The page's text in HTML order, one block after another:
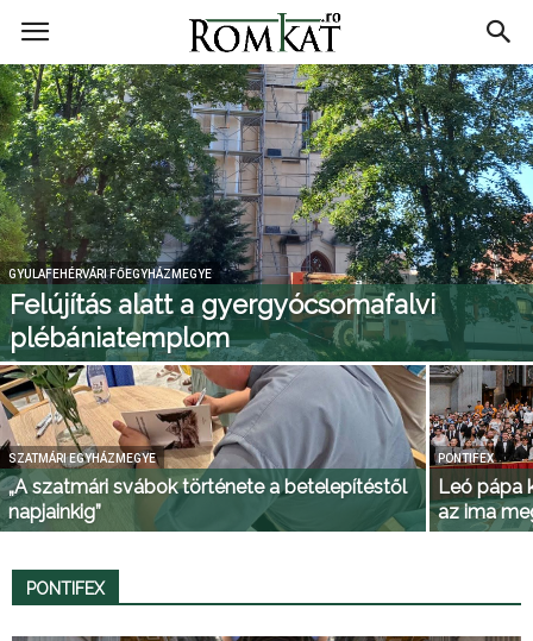
RomKat.ro
GYULAFEHÉRVÁRI FŐEGYHÁZMEGYE
Felújítás alatt a gyergyócsomafalvi
plébániatemplom
SZATMÁRI EGYHÁZMEGYE
„A szatmári svábok története a betelepítéstől
napjainkig”
PONTIFEX
Leó pápa
az ima
PONTIFEX